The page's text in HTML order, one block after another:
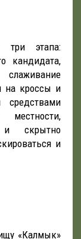
три этапа:
кандидата,
на кроссы и
средствами
местности,
и скрытно
и
«Калмык»